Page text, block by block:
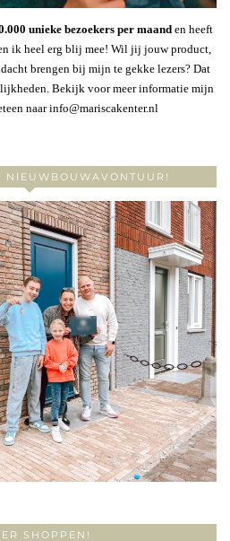
.000 unieke bezoekers per maanden heeft
ik heel erg blij mee! Wil jij jouw product,
brengen bij mijn te gekke lezers? Dat
Bekijk voor meer informatie mijn
naar info@mariscakenter.nl
NIEUWBOUWAVONTUUR!
SHOPPEN!